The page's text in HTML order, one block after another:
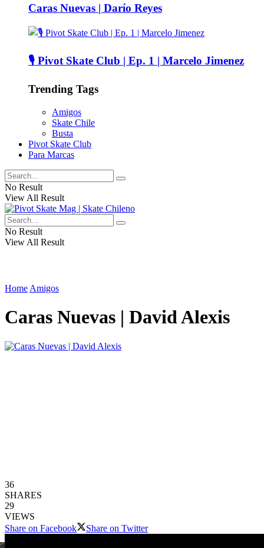
Caras Nuevas | Darío Reyes
🎙️ Pivot Skate Club | Ep. 1 | Marcelo Jimenez
Trending Tags
Amigos
Skate Chile
Busta
Pivot Skate Club
Para Marcas
No Result
View All Result
No Result
View All Result
Home Amigos
Caras Nuevas | David Alexis
36
SHARES
29
VIEWS
Share on Facebook
Share on Twitter